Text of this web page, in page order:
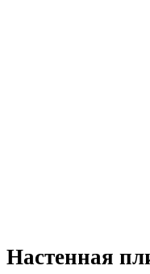
Настенная